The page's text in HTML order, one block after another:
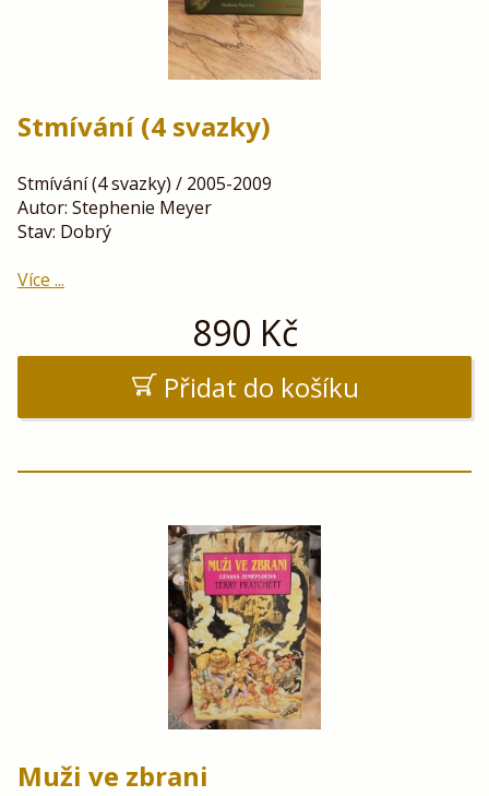
Stmívání (4 svazky)
Stmívání (4 svazky) / 2005-2009
Autor: Stephenie Meyer
Stav: Dobrý
Více ...
890 Kč
Přidat do košíku
Muži ve zbrani